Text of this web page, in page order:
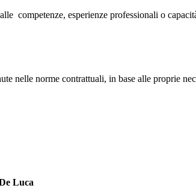
competenze, esperienze professionali o
nelle norme contrattuali, in base alle proprie
Luca